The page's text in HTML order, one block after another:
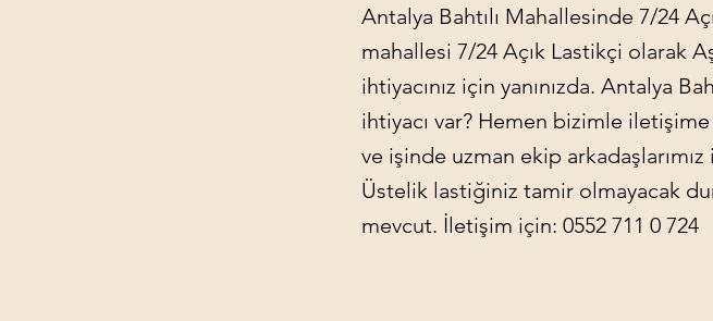
Antalya Bahtılı Mahallesinde 7/24
mahallesi 7/24 Açık Lastikçi olarak
ihtiyacınız için yanınızda. Antalya
ihtiyacı var? Hemen bizimle iletişime
ve işinde uzman ekip
Üstelik lastiğiniz tamir olmayacak
mevcut. İletişim için: 0552 711 0 724